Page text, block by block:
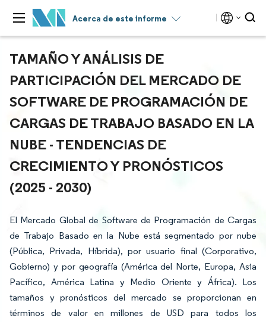
Acerca de este informe
TAMAÑO Y ANÁLISIS DE
PARTICIPACIÓN DEL MERCADO DE
SOFTWARE DE PROGRAMACIÓN DE
CARGAS DE TRABAJO BASADO EN LA
NUBE - TENDENCIAS DE
CRECIMIENTO Y PRONÓSTICOS
(2025 - 2030)
El Mercado Global de Software de Programación de Cargas
de Trabajo Basado en la Nube está segmentado por nube
(Pública, Privada, Híbrida), por usuario final (Corporativo,
Gobierno) y por geografía (América del Norte, Europa, Asia
Pacífico, América Latina y Medio Oriente y África). Los
tamaños y pronósticos del mercado se proporcionan en
términos de valor en millones de USD para todos los